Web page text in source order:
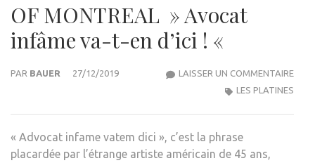
OF MONTREAL » Avocat
infâme va-t-en d’ici ! «
PAR BAUER 27/12/2019 LAISSER UN COMMENTAIREOF
LES PLATINES
« Advocat infame vatem dici », c’est la phrase
placardée par l’étrange artiste américain de 45 ans,